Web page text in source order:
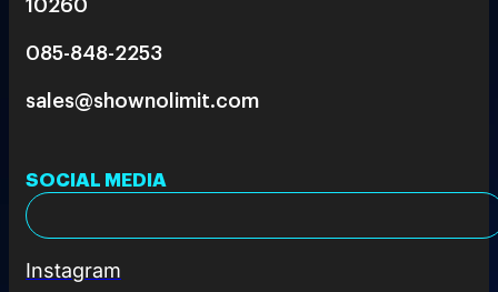
085-848-2253
sales@shownolimit.com
SOCIAL MEDIA
Instagram